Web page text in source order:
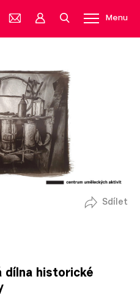
Menu
Sdílet
dílna historické